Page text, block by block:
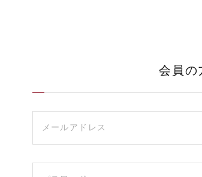
会員の